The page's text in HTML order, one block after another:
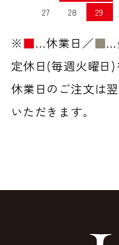
27
28 29
※■…休業日／■…
定休日(毎週火曜日
休業日のご注文は
いただきます。